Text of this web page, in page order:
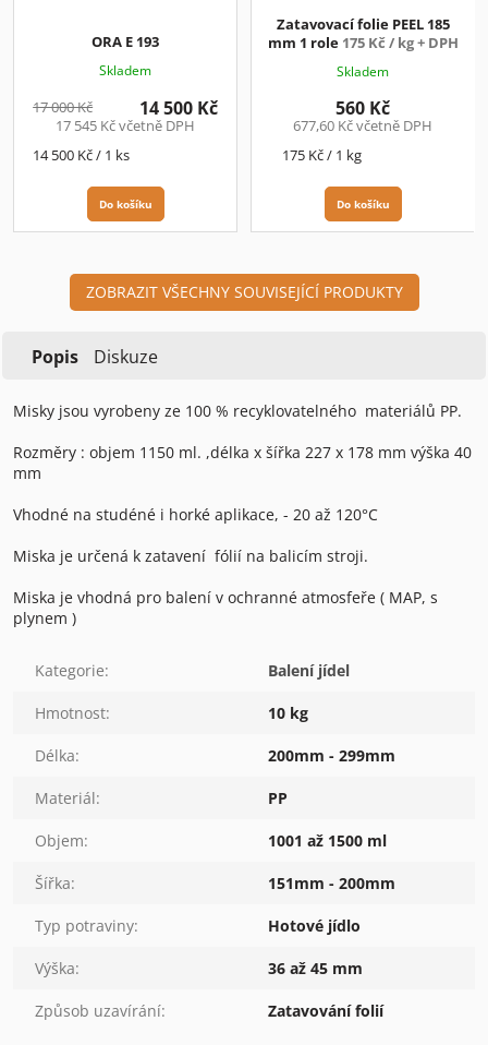
ORA E 193
Skladem
17 000 Kč
17 545 Kč včetně DPH
14 500 Kč
Měrná
14 500 Kč / 1 ks
Do košíku
Zatavovací folie PEEL 185
mm 1 role 175 Kč / kg + DPH
Skladem
677,60 Kč včetně DPH
560 Kč
Měrná
175 Kč / 1 kg
Do košíku
ZOBRAZIT VŠECHNY SOUVISEJÍCÍ PRODUKTY
Popis Diskuze
Misky jsou vyrobeny ze 100 % recyklovatelného materiálů PP.
Rozměry : objem 1150 ml. ,délka x šířka 227 x 178 mm výška 40
mm
Vhodné na studéné i horké aplikace, - 20 až 120°C
Miska je určená k zatavení fólií na balicím stroji.
Miska je vhodná pro balení v ochranné atmosfeře ( MAP, s
plynem )
Kategorie: Balení jídel
Hmotnost: 10 kg
Délka: 200mm - 299mm
Materiál: PP
Objem: 1001 až 1500 ml
Šířka: 151mm - 200mm
Typ potraviny: Hotové jídlo
Výška: 36 až 45 mm
Způsob uzavírání: Zatavování folií